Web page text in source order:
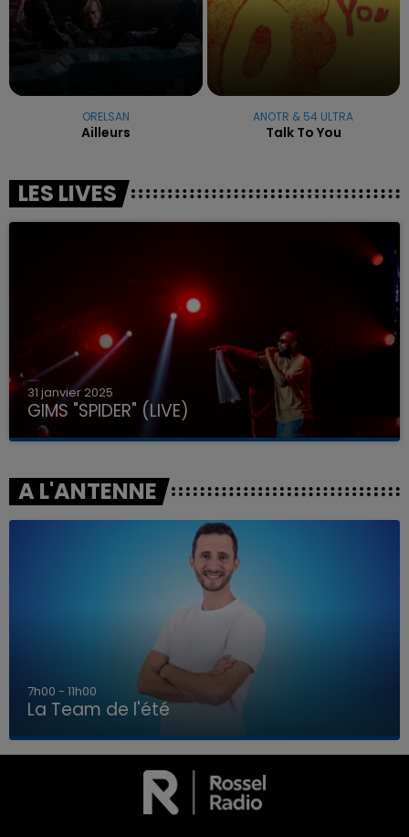
LA TEAM DE L'ÉTÉ
ORELSAN
Ailleurs
ANOTR & 54 ULTRA
Talk To You
LES LIVES
31 janvier 2025
GIMS "SPIDER" (LIVE)
A L'ANTENNE
7h00 - 11h00
La Team de l'été